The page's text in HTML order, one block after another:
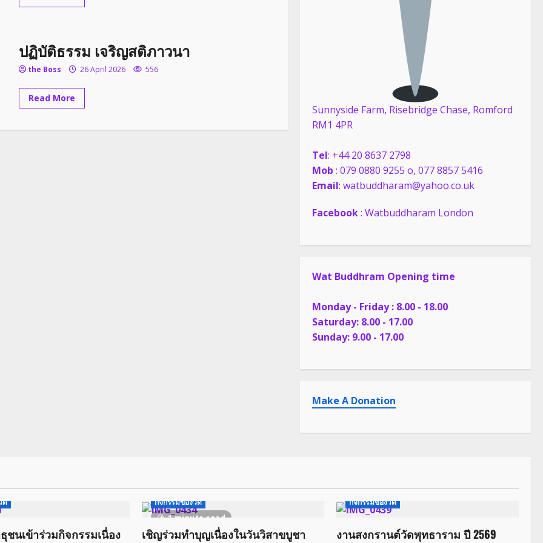
more
พุทธ
าราม
ปี
2569
ปฏิบัติธรรม เจริญสติภาวนา
the Boss 26 April 2026 556
Read MoreRead
more
ธรรม
Sunnyside Farm, Risebridge Chase, Romford
RM1 4PR
Tel: +44 20 8637 2798
Mob : 079 0880 9255 o, 077 8857 5416
Email: watbuddharam@yahoo.co.uk
Facebook: Watbuddharam London
Wat Buddhram Opening time
Monday - Friday : 8.00 - 18.00
Saturday: 8.00 - 17.00
Sunday: 9.00 - 17.00
Make A Donation
ด
ชนเข้าร่วมกิจกรรมเนื่อง
1 minute read
กิจกรรมของวัด
เชิญร่วมทำบุญเนื่องในวันวิสาขบูชา
กิจกรรมของวัด
งานสงกรานต์วัดพุทธาราม ปี 2569